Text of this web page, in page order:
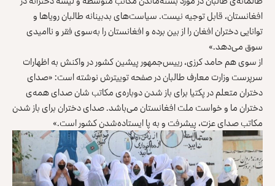
افغانستان، قابل توجیه نیست. سیاست‌های بد‌بینانه‌ طالبان رویاها و
توانایی دختران افغان را از بین برده و افغانستان را به‌سوی فقر و ناامیدی
سوق می‌‎دهد.»
از سوی هم حامد کرزی، رییس‌جمهور پیشین کشور در واکنش به اظهارات
سرپرست وزارت معارف طالبان در صفحه‌ توییتر‌ش نوشته است: «صدای
دختران متعلم در پکتیا برای باز شدن دوباره‌ی مکاتب شان صدای همه‌ی
دختران ما و خواست ملت افغانستان می‌باشد. صدای دختران برای باز شدن
مکاتب صدای عزت، پیشرفت و به پا ایستاده‌شدن کشور است.»